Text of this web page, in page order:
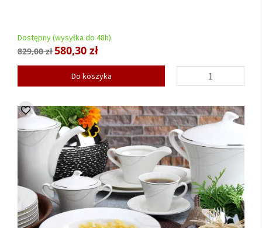
Dostępny (wysyłka do 48h)
829,00 zł580,30 zł
Do koszyka